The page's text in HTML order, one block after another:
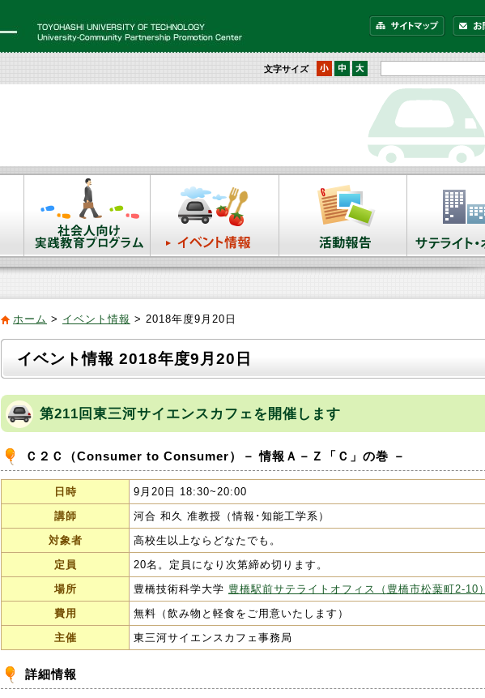
文字サイズ
ホーム > イベント情報 > 2018年度9月20日
イベント情報 2018年度9月20日
第211回東三河サイエンスカフェを開催します
Ｃ２Ｃ（Consumer to Consumer）－ 情報Ａ－Ｚ「Ｃ」の巻 －
日時
9月20日 18:30~20:00
講師
河合 和久 准教授（情報･知能工学系）
対象者
高校生以上ならどなたでも。
定員
20名。定員になり次第締め切ります。
場所
豊橋技術科学大学 豊橋駅前サテライトオフィス（豊橋市松葉町2-10）
費用
無料（飲み物と軽食をご用意いたします）
主催
東三河サイエンスカフェ事務局
詳細情報